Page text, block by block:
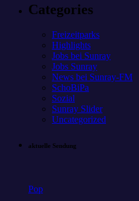
Categories
Freizeitparks
Highlights
Jobs bei Sunray
Jobs Sunray
News bei Sunray-FM
SchoBiPa
Sozial
Sunray Slider
Uncategorized
aktuelle Sendung
Pop